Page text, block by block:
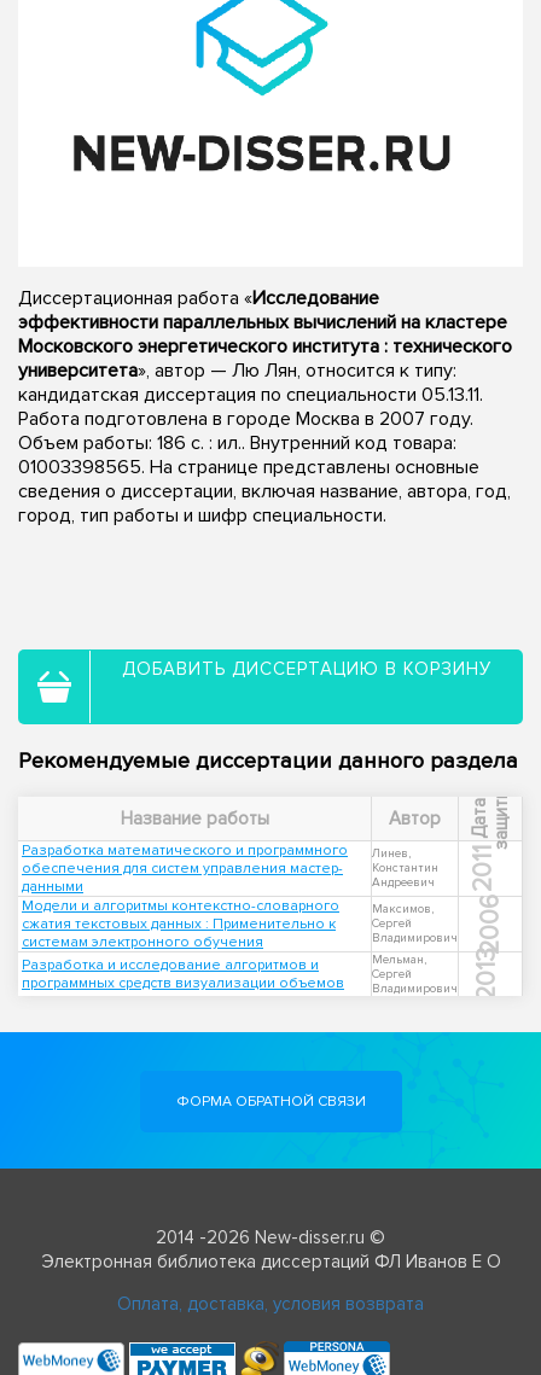
Диссертационная работа «Исследование
эффективности параллельных вычислений на кластере
Московского энергетического института : технического
университета», автор — Лю Лян, относится к типу:
кандидатская диссертация по специальности 05.13.11.
Работа подготовлена в городе Москва в 2007 году.
Объем работы: 186 с. : ил.. Внутренний код товара:
01003398565. На странице представлены основные
сведения о диссертации, включая название, автора, год,
город, тип работы и шифр специальности.
ДОБАВИТЬ ДИССЕРТАЦИЮ В КОРЗИНУ
Рекомендуемые диссертации данного раздела
Название работы Автор Д
а
т
а
з
а
щ
и
т ы
Разработка математического и программного
обеспечения для систем управления мастер-
данными
Линев,
Константин
Андреевич
2011
Модели и алгоритмы контекстно-словарного
сжатия текстовых данных : Применительно к
системам электронного обучения
Максимов,
Сергей
Владимирович
2006
Разработка и исследование алгоритмов и
программных средств визуализации объемов
Мельман,
Сергей
Владимирович
2013
ФОРМА ОБРАТНОЙ СВЯЗИ
2014 -2026 New-disser.ru ©
Электронная библиотека диссертаций ФЛ Иванов Е О
Оплата, доставка, условия возврата